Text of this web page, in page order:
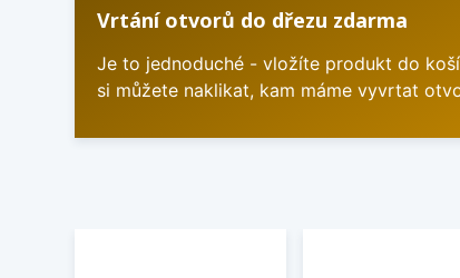
Vrtání otvorů do dřezu zdarma
Je to jednoduché - vložíte produkt do
si můžete naklikat, kam máme vyvrtat